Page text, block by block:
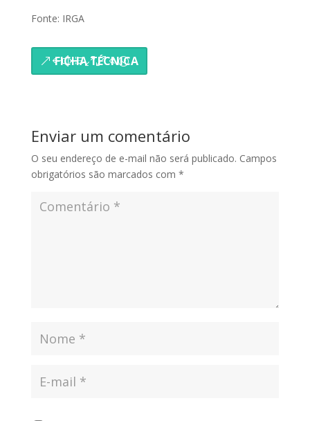
Fonte: IRGA
FICHA TÉCNICA
Enviar um comentário
O seu endereço de e-mail não será publicado. Campos
obrigatórios são marcados com *